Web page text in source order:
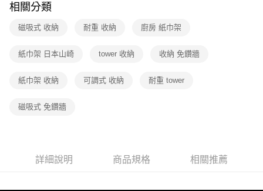
相關分類
磁吸式 收納 耐重 收納 廚房 紙巾架
紙巾架 日本山崎 tower 收納 收納 免鑽牆
紙巾架 收納 可調式 收納 耐重 tower
磁吸式 免鑽牆
詳細說明 商品規格 相關推薦